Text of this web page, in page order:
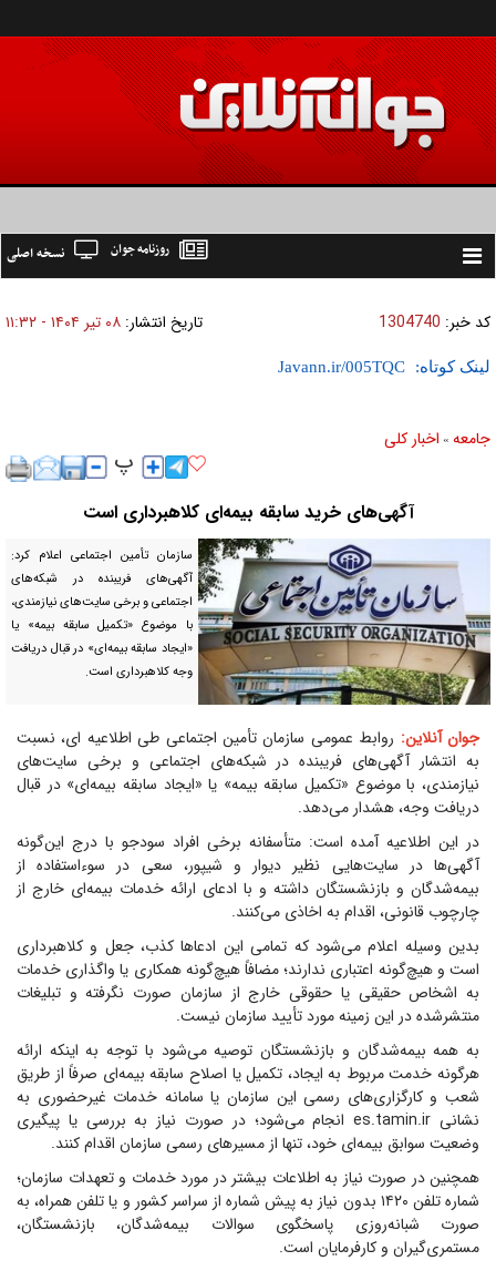
Toggle
نسخه اصلی روزنامه جوان
کد خبر: 1304740 تاریخ انتشار: ۰۸ تير ۱۴۰۴ - ۱۱:۳۲
لینک کوتاه:
جامعه » اخبار كلی
آگهی‌های خرید سابقه بیمه‌ای کلاهبرداری است
سازمان تأمین اجتماعی اعلام کرد:
آگهی‌های فریبنده در شبکه‌های
اجتماعی و برخی سایت‌های نیازمندی،
با موضوع «تکمیل سابقه بیمه» یا
«ایجاد سابقه بیمه‌ای» در قبال دریافت
وجه کلاهبرداری است.
جوان آنلاین: روابط عمومی سازمان تأمین اجتماعی طی اطلاعیه ای، نسبت
به انتشار آگهی‌های فریبنده در شبکه‌های اجتماعی و برخی سایت‌های
نیازمندی، با موضوع «تکمیل سابقه بیمه» یا «ایجاد سابقه بیمه‌ای» در قبال
دریافت وجه، هشدار می‌دهد.
در این اطلاعیه آمده است: متأسفانه برخی افراد سودجو با درج این‌گونه
آگهی‌ها در سایت‌هایی نظیر دیوار و شیپور، سعی در سوءاستفاده از
بیمه‌شدگان و بازنشستگان داشته و با ادعای ارائه خدمات بیمه‌ای خارج از
چارچوب قانونی، اقدام به اخاذی می‌کنند.
بدین وسیله اعلام می‌شود که تمامی این ادعاها کذب، جعل و کلاهبرداری
است و هیچ‌گونه اعتباری ندارند؛ مضافاً هیچ‌گونه همکاری یا واگذاری خدمات
به اشخاص حقیقی یا حقوقی خارج از سازمان صورت نگرفته و تبلیغات
منتشرشده در این زمینه مورد تأیید سازمان نیست.
به همه بیمه‌شدگان و بازنشستگان توصیه می‌شود با توجه به اینکه ارائه
هرگونه خدمت مربوط به ایجاد، تکمیل یا اصلاح سابقه بیمه‌ای صرفاً از طریق
شعب و کارگزاری‌های رسمی این سازمان یا سامانه خدمات غیرحضوری به
نشانی es.tamin.ir انجام می‌شود؛ در صورت نیاز به بررسی یا پیگیری
وضعیت سوابق بیمه‌ای خود، تنها از مسیرهای رسمی سازمان اقدام کنند.
همچنین در صورت نیاز به اطلاعات بیشتر در مورد خدمات و تعهدات سازمان؛
شماره تلفن ۱۴۲۰ بدون نیاز به پیش شماره از سراسر کشور و یا تلفن همراه، به
صورت شبانه‌روزی پاسخگوی سوالات بیمه‌شدگان، بازنشستگان،
مستمری‌گیران و کارفرمایان است.